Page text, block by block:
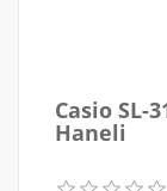
Casio SL-
Haneli